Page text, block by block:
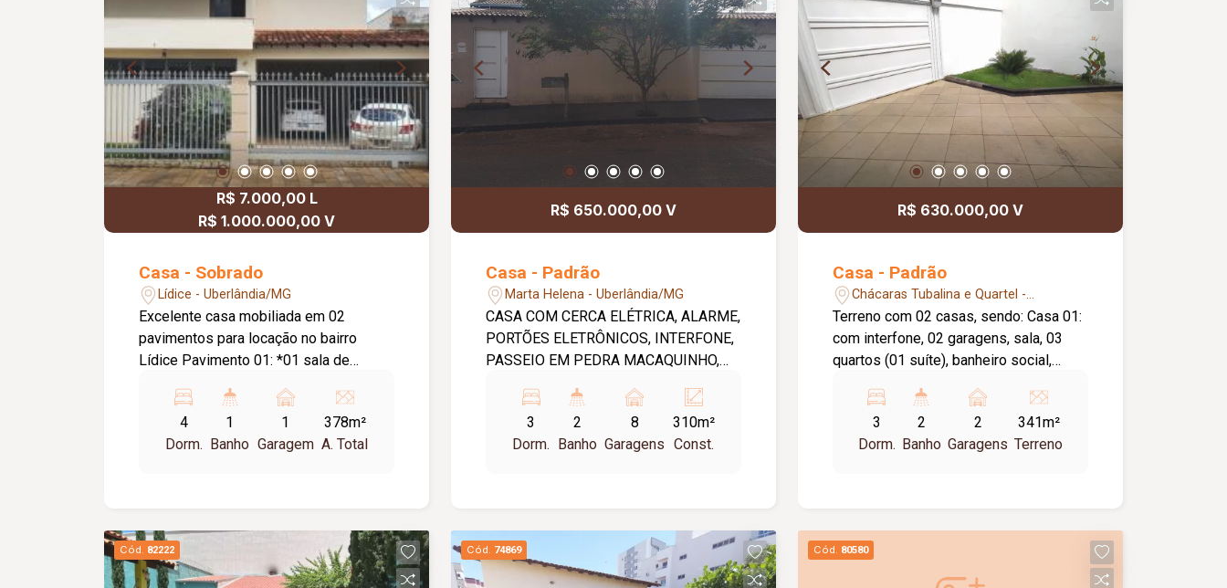
R$ 7.000,00 L
R$ 1.000.000,00 V
Casa - Sobrado
Lídice - Uberlândia/MG
Excelente casa mobiliada em 02
pavimentos para locação no bairro
Lídice Pavimento 01: *01 sala de
armário vazado de madeira, *01 sala de
jantar com armários embutidos, 01 suíte
com armários, banheiro com armários e
quarto de passar roupas , 01 banheiro
de prestações de serviço. Pavimento
02: *01 suíte com closet, sacada ,ar
4
Dorm.
1
Banho
1
Garagem
378m²
A. Total
R$ 650.000,00 V
Casa - Padrão
Marta Helena - Uberlândia/MG
CASA COM CERCA ELÉTRICA, ALARME,
PORTÕES ELETRÔNICOS, INTERFONE,
PASSEIO EM PEDRA MACAQUINHO,
GARAGEM, 02 SALAS, 03 QUARTOS
SENDO 01 SUÍTE COM CLOSET,
COZINHA, LAVANDERIA, VARANDA
PISCINA. BANHEIROS COM ARMÁRIOS
E BOX EM BLINDEX, CLOSET COM
ARMÁRIO, ARMÁRIO EM 01 QUARTO.
3
Dorm.
2
Banho
8
Garagens
310m²
Const.
R$ 630.000,00 V
Casa - Padrão
Chácaras Tubalina e Quartel -
Uberlândia/MG
Terreno com 02 casas, sendo: Casa 01:
com interfone, 02 garagens, sala, 03
quartos (01 suíte), banheiro social,
cerâmica, toda laje, bancadas granito;
Com área construída de
aproximadamente 96,08m². Casa 02:
social, cozinha, lavanderia, banheiro
externo e quintal; Piso cerâmica, toda
laje, bancadas granito; Com área
3
Dorm.
2
Banho
2
Garagens
341m²
Terreno
Cód. 82222 Cód. 74869 Cód. 80580